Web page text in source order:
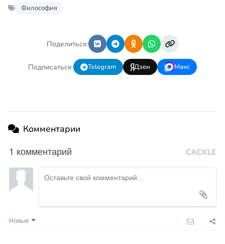
Философия
Поделиться:
Подписаться: Telegram Дзен Макс
Комментарии
1 комментарий
Новые